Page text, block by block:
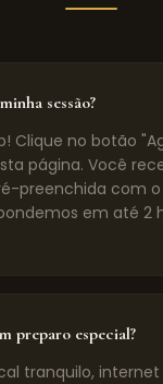
sessão?
Clique no botão
página. Você
preenchida com o
em até 2
preparo especial?
tranquilo,